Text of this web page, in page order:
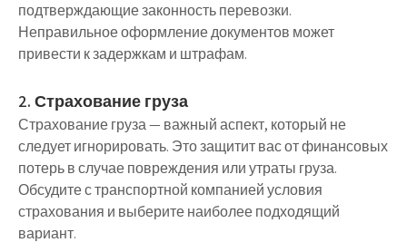
подтверждающие законность перевозки.
Неправильное оформление документов может
привести к задержкам и штрафам.
2. Страхование груза
Страхование груза — важный аспект, который не
следует игнорировать. Это защитит вас от финансовых
потерь в случае повреждения или утраты груза.
Обсудите с транспортной компанией условия
страхования и выберите наиболее подходящий
вариант.